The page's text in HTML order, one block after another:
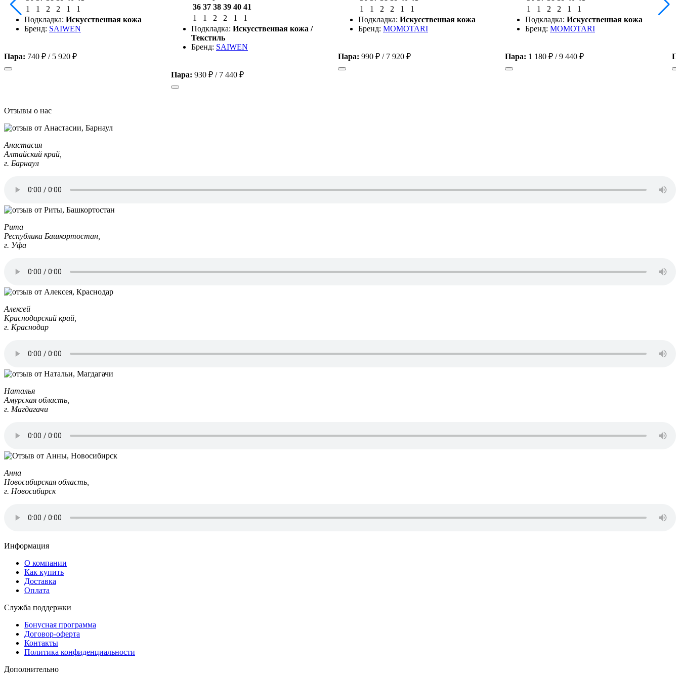
1
1 2 2 1
1
Подкладка: Искусственная кожа
Бренд: SAIWEN
Пара: 740 ₽ / 5 920 ₽
36 37 38 39 40 41
1
1 2 2 1
1
Подкладка: Искусственная кожа /
Текстиль
Бренд: SAIWEN
Пара: 930 ₽ / 7 440 ₽
1
1 2 2 1
1
Подкладка: Искусственная кожа
Бренд: MOMOTARI
Пара: 990 ₽ / 7 920 ₽
1
1 2 2 1
1
Подкладка: Искусственная кожа
Бренд: MOMOTARI
Пара: 1 180 ₽ /9 440 ₽
Отзывы о нас
Анастасия
Алтайский край,
г. Барнаул
Рита
Республика Башкортостан,
г. Уфа
Алексей
Краснодарский край,
г. Краснодар
Наталья
Амурская область,
г. Магдагачи
Анна
Новосибирская область,
г. Новосибирск
Информация
О компании
Как купить
Доставка
Оплата
Служба поддержки
Бонусная программа
Договор-оферта
Контакты
Политика конфиденциальности
Дополнительно